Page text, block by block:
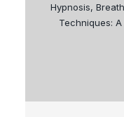
Hypnosis,
Techniques: